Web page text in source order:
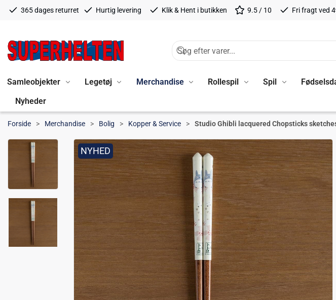
365 dages returret Hurtig levering Klik & Hent i butikken 9.5 / 10 Fri fragt ved
Samleobjekter Legetøj Merchandise Rollespil Spil
Nyheder
Forside Merchandise Bolig Kopper & Service Studio Ghibli lacquered Chopsticks
NYHED